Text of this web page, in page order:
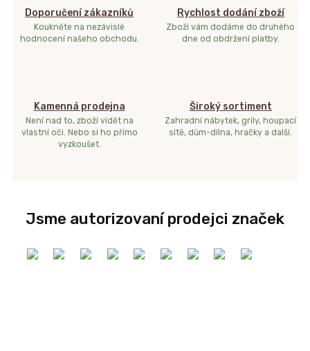
Doporučení zákazníků
Koukněte na nezávislé
hodnocení našeho obchodu.
Rychlost dodání zboží
Zboží vám dodáme do druhého
dne od obdržení platby.
Kamenná prodejna
Není nad to, zboží vidět na
vlastní oči. Nebo si ho přímo
vyzkoušet.
Široký sortiment
Zahradní nábytek, grily, houpací
sítě, dům-dílna, hračky a další.
Jsme autorizovaní prodejci značek